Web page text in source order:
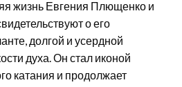
жизнь Евгения Плющенко и
о его
долгой и усердной
духа. Он стал иконой
катания и продолжает